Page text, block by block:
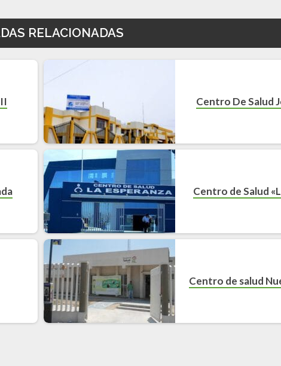
RELACIONADAS
Centro De Salud
Centro de Salud
Centro de salud